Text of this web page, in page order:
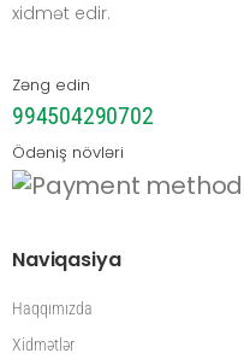
xidmət edir.
Zəng edin
994504290702
Ödəniş növləri
Naviqasiya
Haqqımızda
Xidmətlər